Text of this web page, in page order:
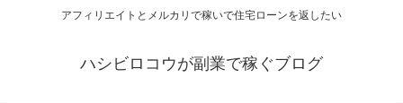
アフィリエイトとメルカリで稼いで住宅ローンを返したい
ハシビロコウが副業で稼ぐブログ